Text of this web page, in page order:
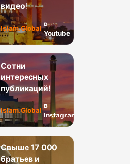
видео!
Islam.Global
в
Youtube
Сотни
интересных
публикаций!
Islam.Global
в
Instagram
Свыше 17 000
братьев и